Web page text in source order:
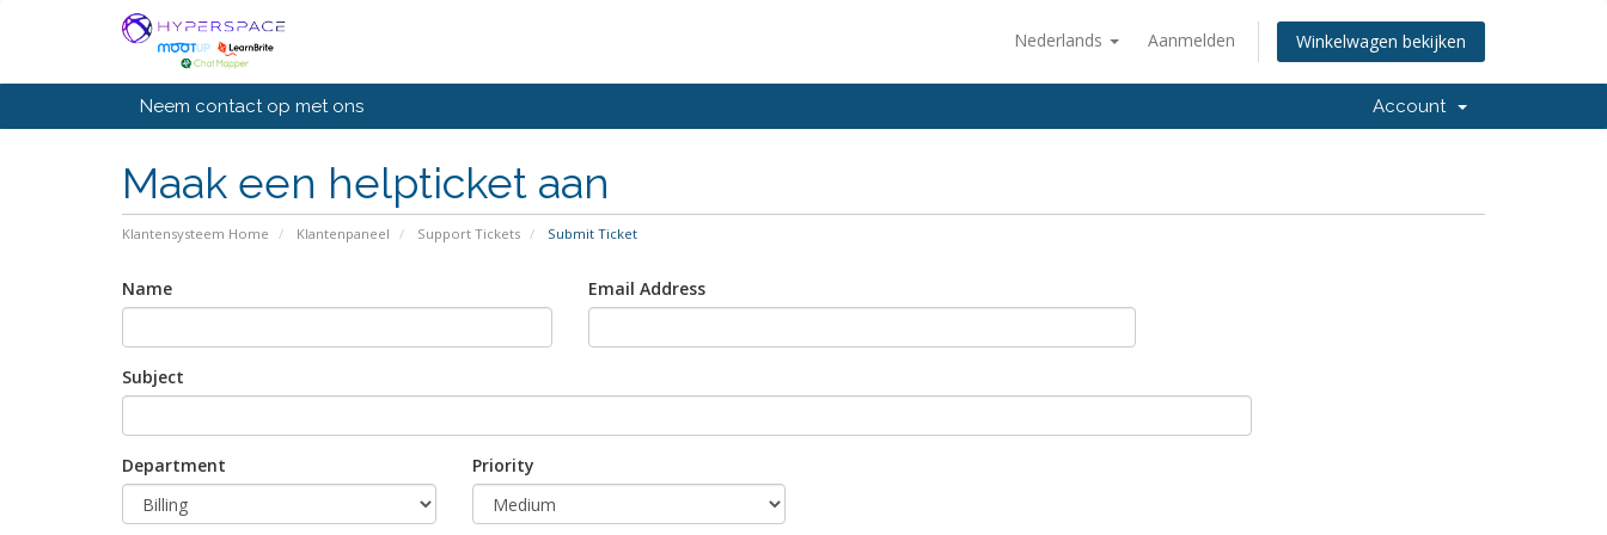
Nederlands Aanmelden Winkelwagen bekijken
Neem contact op met ons Account
Maak een helpticket aan
Klantensysteem Home Klantenpaneel Support Tickets Submit Ticket
Name Email Address
Subject
Department Priority